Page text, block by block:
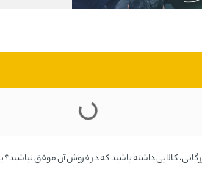
کالایی داشته باشید که در فروش آن موفق نباشید؟